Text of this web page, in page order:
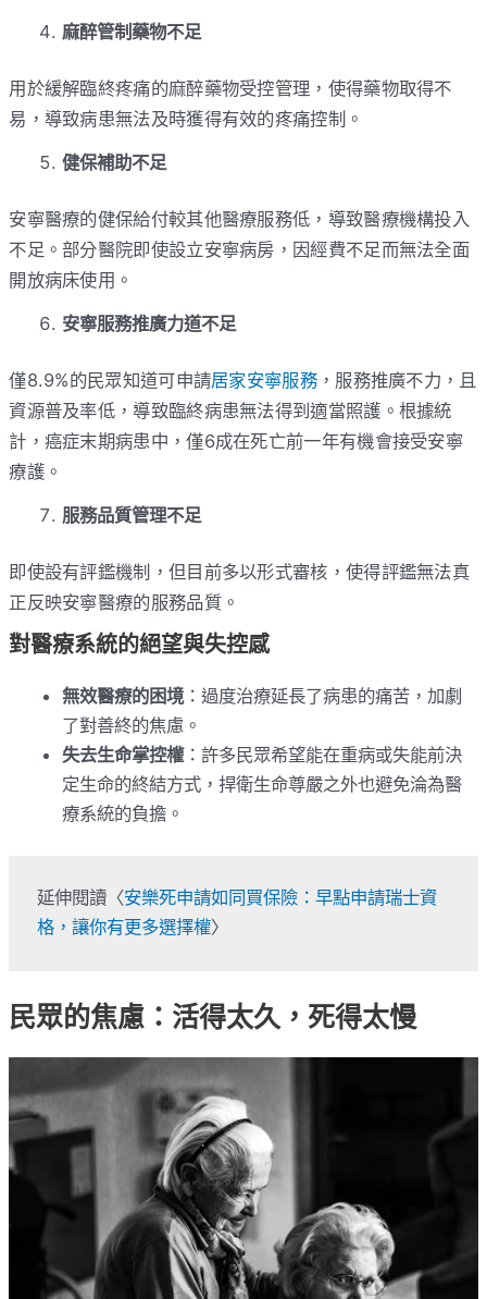
麻醉管制藥物不足
用於緩解臨終疼痛的麻醉藥物受控管理，使得藥物取得不
易，導致病患無法及時獲得有效的疼痛控制。
健保補助不足
安寧醫療的健保給付較其他醫療服務低，導致醫療機構投入
不足。部分醫院即使設立安寧病房，因經費不足而無法全面
開放病床使用。
安寧服務推廣力道不足
僅8.9%的民眾知道可申請居家安寧服務，服務推廣不力，且
資源普及率低，導致臨終病患無法得到適當照護。根據統
計，癌症末期病患中，僅6成在死亡前一年有機會接受安寧
療護。
服務品質管理不足
即使設有評鑑機制，但目前多以形式審核，使得評鑑無法真
正反映安寧醫療的服務品質。
對醫療系統的絕望與失控感
無效醫療的困境 ：過度治療延長了病患的痛苦，加劇
了對善終的焦慮。
失去生命掌控權：許多民眾希望能在重病或失能前決
定生命的終結方式，捍衛生命尊嚴之外也避免淪為醫
療系統的負擔。
延伸閱讀〈安樂死申請如同買保險：早點申請瑞士資
格，讓你有更多選擇權〉
民眾的焦慮：活得太久，死得太慢